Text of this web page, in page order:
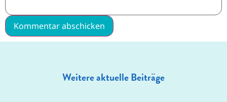
Weitere aktuelle Beiträge
RÜCKBLICK AUF UNSEREN FACHTAG
“VERNETZT UND VERLETZLICH –